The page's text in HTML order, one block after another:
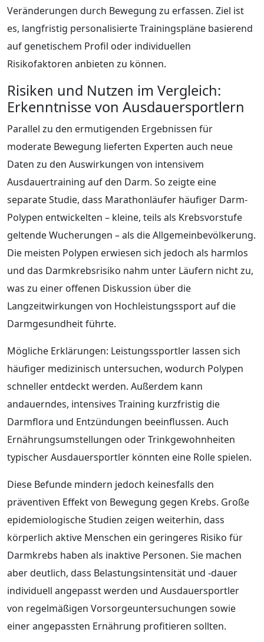
Veränderungen durch Bewegung zu erfassen. Ziel ist
es, langfristig personalisierte Trainingspläne basierend
auf genetischem Profil oder individuellen
Risikofaktoren anbieten zu können.
Risiken und Nutzen im Vergleich:
Erkenntnisse von Ausdauersportlern
Parallel zu den ermutigenden Ergebnissen für
moderate Bewegung lieferten Experten auch neue
Daten zu den Auswirkungen von intensivem
Ausdauertraining auf den Darm. So zeigte eine
separate Studie, dass Marathonläufer häufiger Darm-
Polypen entwickelten – kleine, teils als Krebsvorstufe
geltende Wucherungen – als die Allgemeinbevölkerung.
Die meisten Polypen erwiesen sich jedoch als harmlos
und das Darmkrebsrisiko nahm unter Läufern nicht zu,
was zu einer offenen Diskussion über die
Langzeitwirkungen von Hochleistungssport auf die
Darmgesundheit führte.
Mögliche Erklärungen: Leistungssportler lassen sich
häufiger medizinisch untersuchen, wodurch Polypen
schneller entdeckt werden. Außerdem kann
andauerndes, intensives Training kurzfristig die
Darmflora und Entzündungen beeinflussen. Auch
Ernährungsumstellungen oder Trinkgewohnheiten
typischer Ausdauersportler könnten eine Rolle spielen.
Diese Befunde mindern jedoch keinesfalls den
präventiven Effekt von Bewegung gegen Krebs. Große
epidemiologische Studien zeigen weiterhin, dass
körperlich aktive Menschen ein geringeres Risiko für
Darmkrebs haben als inaktive Personen. Sie machen
aber deutlich, dass Belastungsintensität und -dauer
individuell angepasst werden und Ausdauersportler
von regelmäßigen Vorsorgeuntersuchungen sowie
einer angepassten Ernährung profitieren sollten.